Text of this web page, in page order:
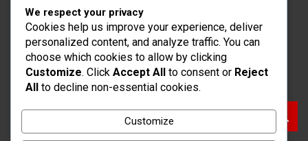
Ons verhaal
Neem contact met ons op
Zoeken
We respect your privacy
Cookies help us improve your experience, deliver
personalized content, and analyze traffic. You can
choose which cookies to allow by clicking
Customize. Click Accept All to consent or Reject
All to decline non-essential cookies.
Customize